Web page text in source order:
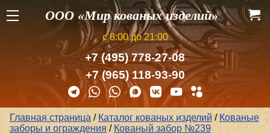
ООО «Мир кованых изделий»
с 8:00 до 21:00
+7 (495) 778-27-08
+7 (965) 118-93-90
Главная страница / Каталог кованых изделий / Кованые
заборы и ог­ражде­ния / Кованый забор №239